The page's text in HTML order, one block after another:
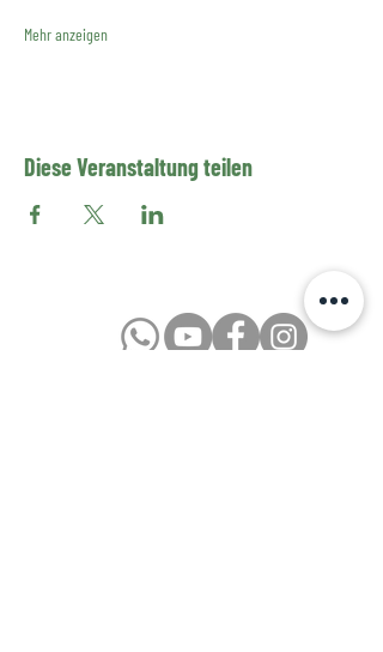
Mehr anzeigen
Diese Veranstaltung teilen